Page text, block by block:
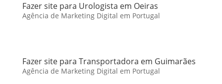
Fazer site para Urologista em Oeiras
Agência de Marketing Digital em Portugal
Fazer site para Transportadora em Guimarães
Agência de Marketing Digital em Portugal